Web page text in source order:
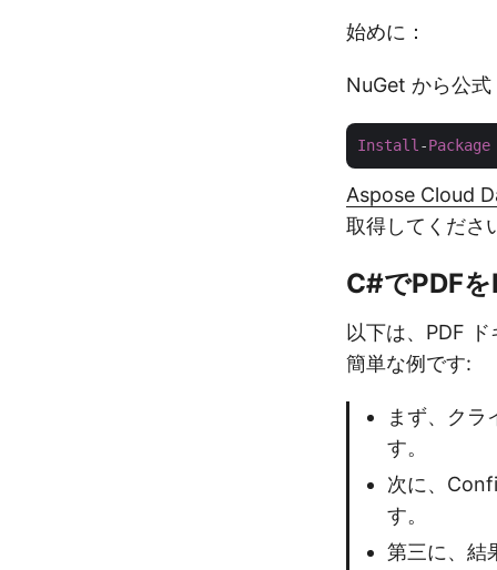
始めに：
NuGet から公
Install -Package
Aspose Cloud
取得してくださ
C#でPDF
以下は、PDF
簡単な例です:
まず、ク
す。
次に、
す。
第三に、結